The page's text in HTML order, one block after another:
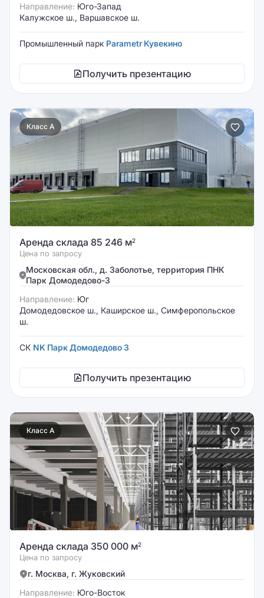
Направление: Юго-Запад
Калужское ш., Варшавское ш.
Промышленный парк Parametr Кувекино
Получить презентацию
Класс A
Аренда склада 85 246 м2
Цена по запросу
Московская обл., д. Заболотье, территория ПНК
Парк Домодедово-3
Направление: Юг
Домодедовское ш., Каширское ш., Симферопольское
ш.
СК NK Парк Домодедово 3
Получить презентацию
Класс A
Аренда склада 350 000 м2
Цена по запросу
г. Москва, г. Жуковский
Направление: Юго-Восток